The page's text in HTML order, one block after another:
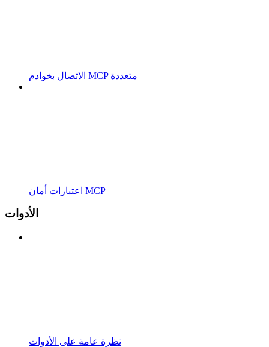
الاتصال بخوادم MCP متعددة
اعتبارات أمان MCP
الأدوات
نظرة عامة على الأدوات